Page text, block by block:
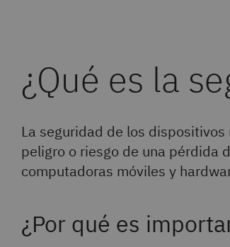
¿Qué es la
La seguridad de los
peligro o riesgo de una pérdida
computadoras móviles y
¿Por qué es